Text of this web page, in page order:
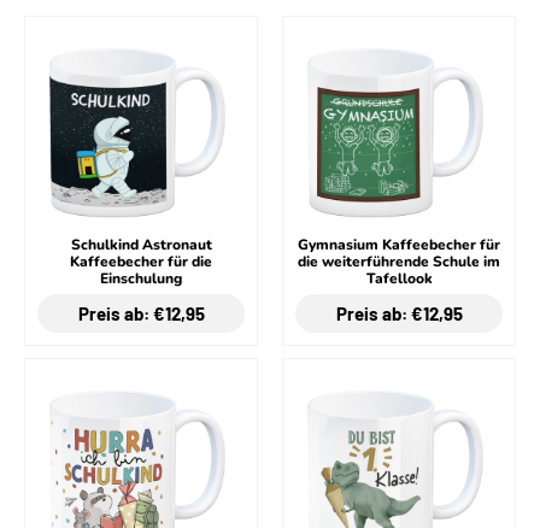
Schulkind Astronaut
Kaffeebecher für die
Einschulung
Preis ab: €12,95
Gymnasium Kaffeebecher für
die weiterführende Schule im
Tafellook
Preis ab: €12,95